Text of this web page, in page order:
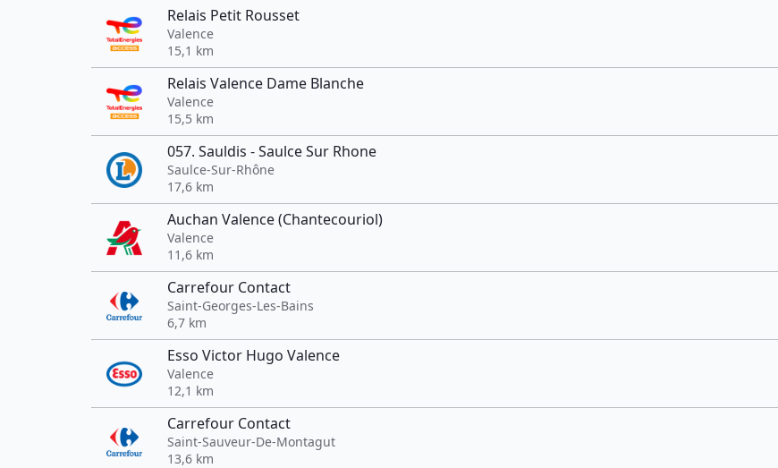
Relais Petit Rousset
Valence
15,1 km
Relais Valence Dame Blanche
Valence
15,5 km
057. Sauldis - Saulce Sur Rhone
Saulce-Sur-Rhône
17,6 km
Auchan Valence (Chantecouriol)
Valence
11,6 km
Carrefour Contact
Saint-Georges-Les-Bains
6,7 km
Esso Victor Hugo Valence
Valence
12,1 km
Carrefour Contact
Saint-Sauveur-De-Montagut
13,6 km